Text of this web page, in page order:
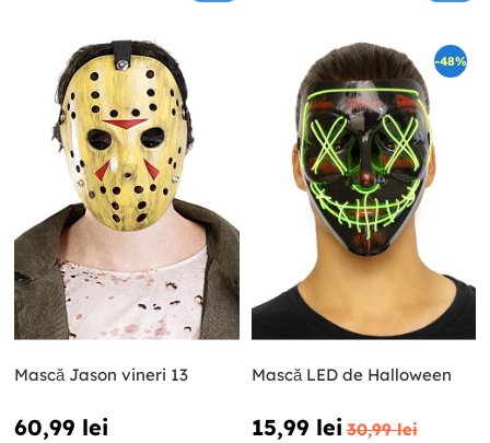
Mască Jason vineri 13
60,99 lei
-48%
Mască LED de Halloween
15,99 lei 30,99 lei